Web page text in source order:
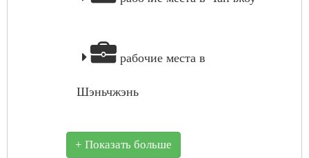
рабочие места в
Шэньчжэнь
+ Показать больше